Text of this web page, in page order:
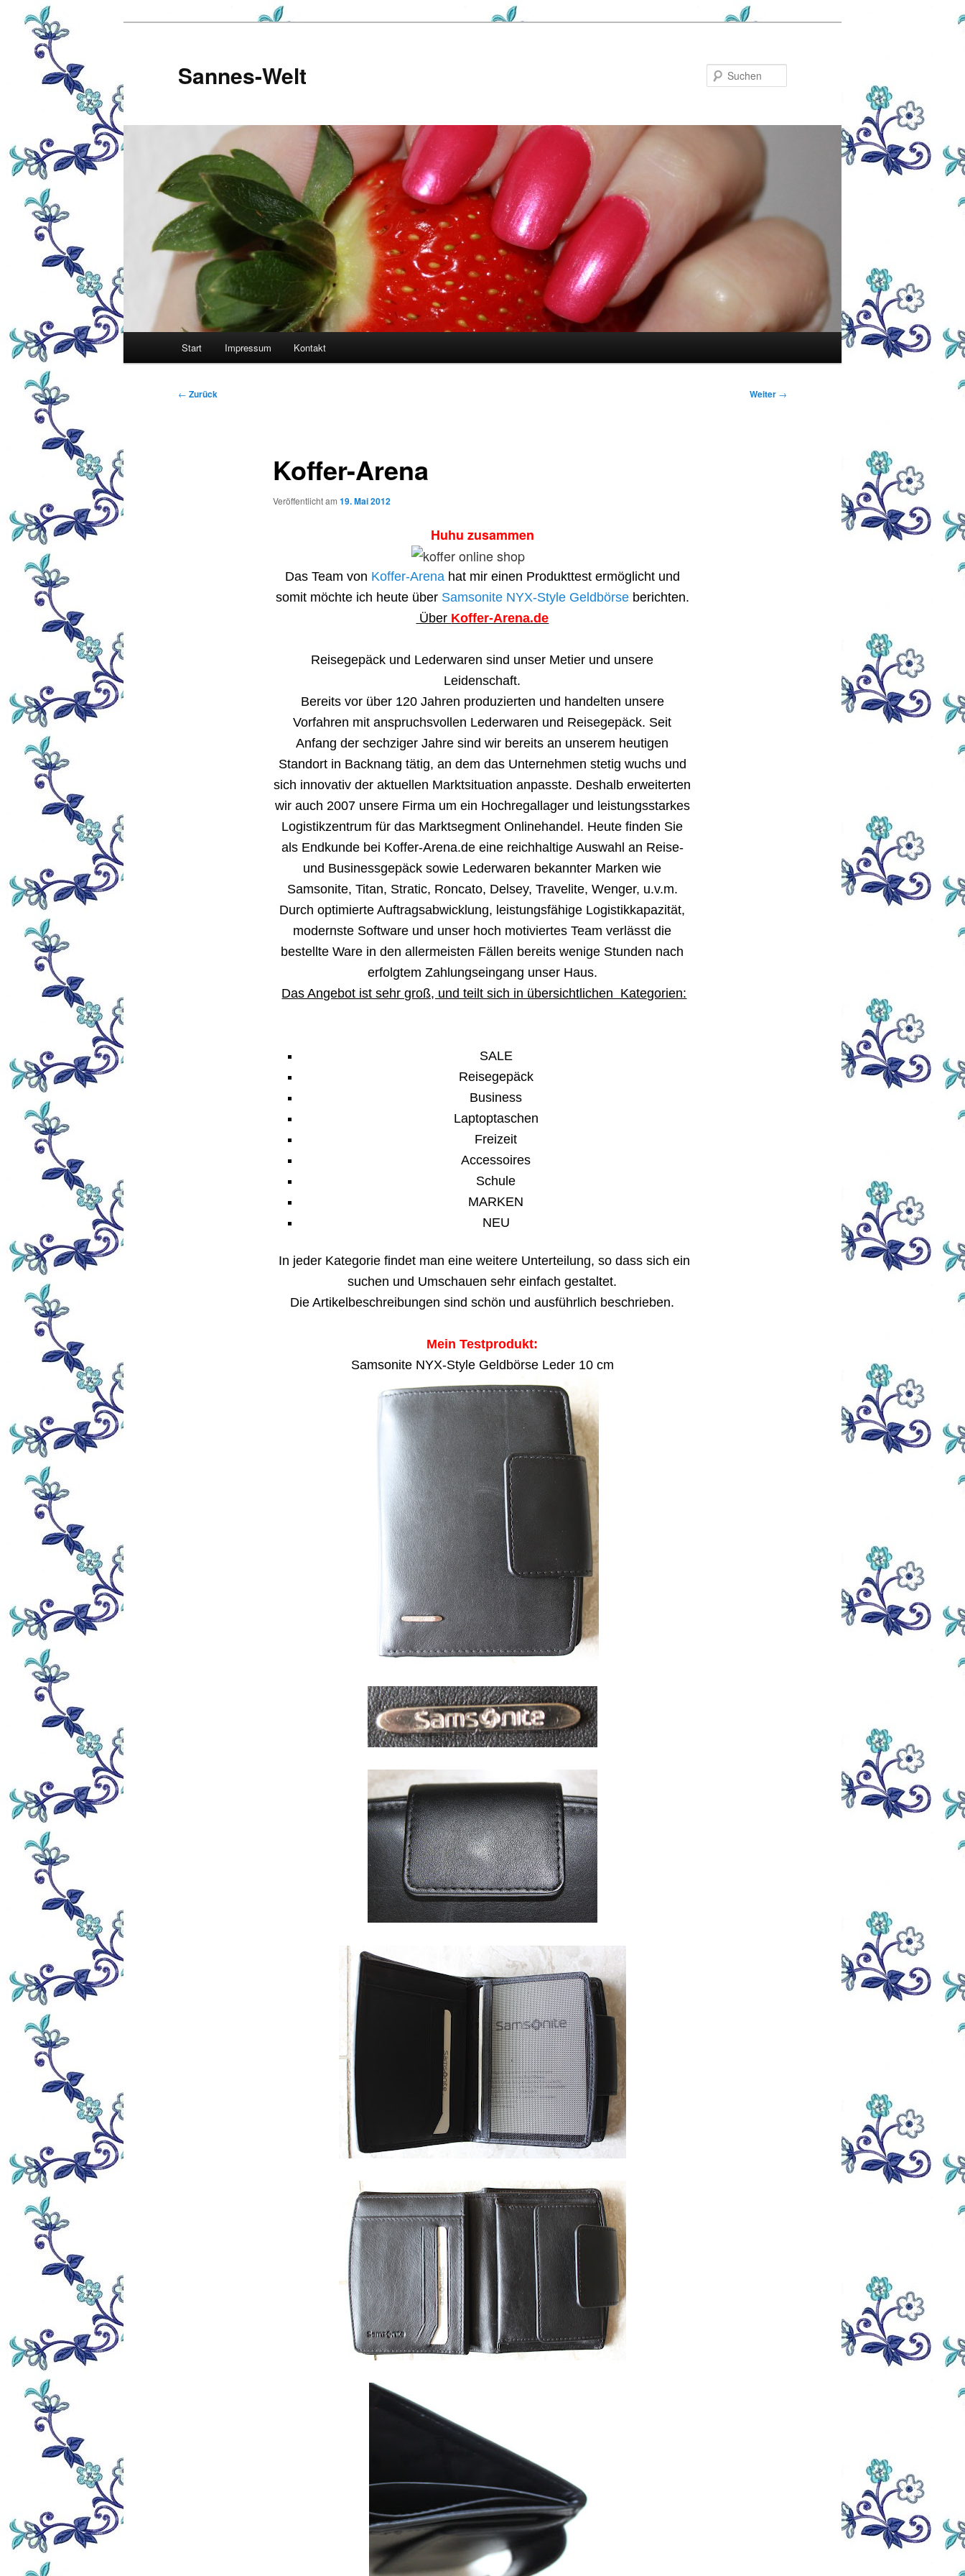
Zum
Inhalt
wechseln
Sannes-Welt
Start Impressum Kontakt
Beitragsnavigation
← Zurück Weiter →
Koffer-Arena
Veröffentlicht am 19. Mai 2012
Huhu zusammen
Das Team von Koffer-Arenahat mir einen Produkttest ermöglicht und
somit möchte ich heute über Samsonite NYX-Style Geldbörseberichten.
Über Koffer-Arena.de
Reisegepäck und Lederwaren sind unser Metier und unsere
Leidenschaft.
Bereits vor über 120 Jahren produzierten und handelten unsere
Vorfahren mit anspruchsvollen Lederwaren und Reisegepäck. Seit
Anfang der sechziger Jahre sind wir bereits an unserem heutigen
Standort in Backnang tätig, an dem das Unternehmen stetig wuchs und
sich innovativ der aktuellen Marktsituation anpasste. Deshalb erweiterten
wir auch 2007 unsere Firma um ein Hochregallager und leistungsstarkes
Logistikzentrum für das Marktsegment Onlinehandel. Heute finden Sie
als Endkunde bei Koffer-Arena.de eine reichhaltige Auswahl an Reise-
und Businessgepäck sowie Lederwaren bekannter Marken wie
Samsonite, Titan, Stratic, Roncato, Delsey, Travelite, Wenger, u.v.m.
Durch optimierte Auftragsabwicklung, leistungsfähige Logistikkapazität,
modernste Software und unser hoch motiviertes Team verlässt die
bestellte Ware in den allermeisten Fällen bereits wenige Stunden nach
erfolgtem Zahlungseingang unser Haus.
Das Angebot ist sehr groß, und teilt sich in übersichtlichen Kategorien:
SALE
Reisegepäck
Business
Laptoptaschen
Freizeit
Accessoires
Schule
MARKEN
NEU
In jeder Kategorie findet man eine weitere Unterteilung, so dass sich ein
suchen und Umschauen sehr einfach gestaltet.
Die Artikelbeschreibungen sind schön und ausführlich beschrieben.
Mein Testprodukt:
Samsonite NYX-Style Geldbörse Leder 10 cm